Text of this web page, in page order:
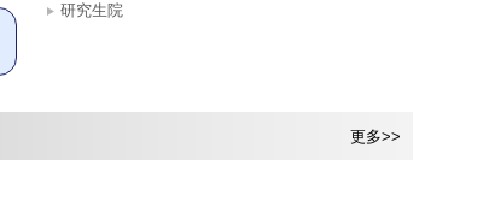
研究生院
更多>>